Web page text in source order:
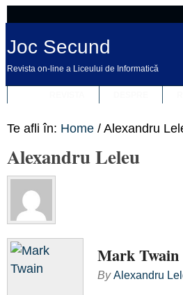
Joc Secund
Revista on-line a Liceului de Informatică
Te afli în: Home / Alexandru
Alexandru Leleu
Mark Twain
ByAlexandru